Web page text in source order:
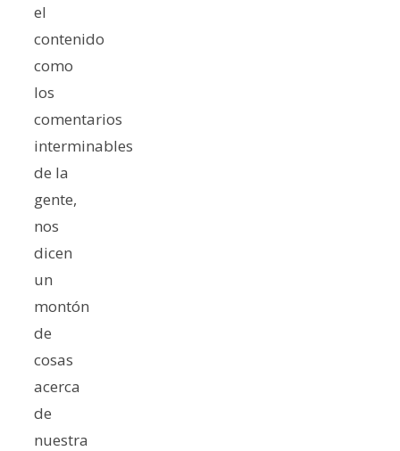
el
contenido
como
los
comentarios
interminables
de la
gente,
nos
dicen
un
montón
de
cosas
acerca
de
nuestra